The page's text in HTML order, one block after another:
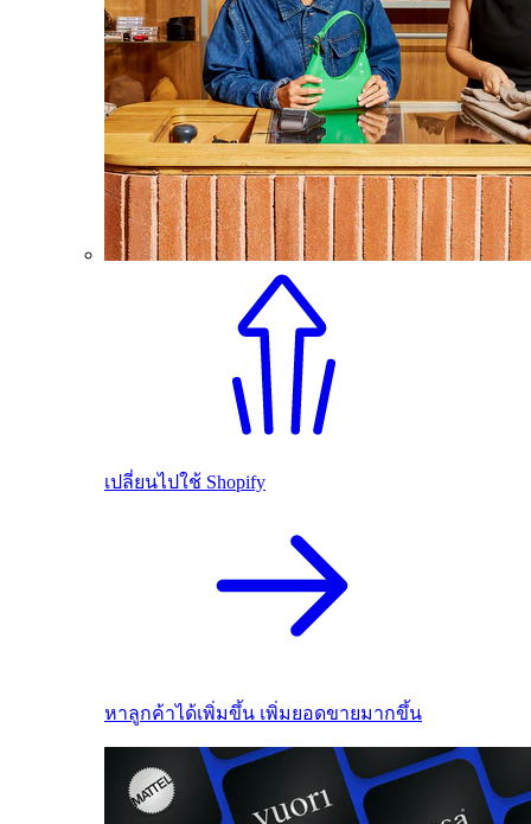
เปลี่ยนไปใช้ Shopify
หาลูกค้าได้เพิ่มขึ้น เพิ่มยอดขายมากขึ้น